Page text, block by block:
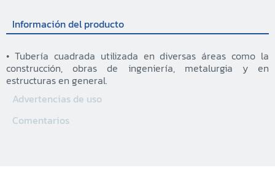
Información del producto
• Tubería cuadrada utilizada en diversas áreas como la
construcción, obras de ingeniería, metalurgia y en
estructuras en general.
Advertencias de uso
Comentarios